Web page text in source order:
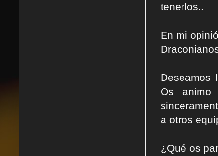
tenerlos..
En mi
Deseamos
Os
a otros
¿Qué os